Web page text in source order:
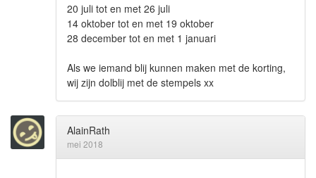
20 juli tot en met 26 juli
14 oktober tot en met 19 oktober
28 december tot en met 1 januari
Als we iemand blij kunnen maken met de korting,
wij zijn dolblij met de stempels xx
AlainRath
mei 2018